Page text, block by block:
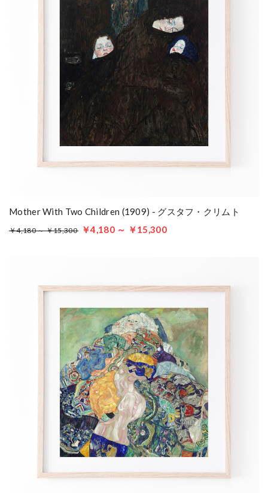
Mother With Two Children (1909) - グスタフ・クリムト
￥4,180 ～ ￥15,300 ￥4,180 ～ ￥15,300